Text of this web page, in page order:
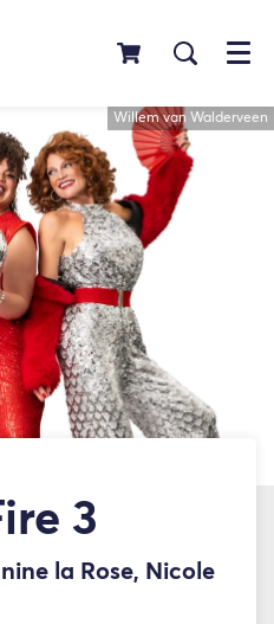
Menu
Willem van Walderveen
3
la Rose, Nicole